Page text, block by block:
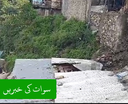
سوات کی خبریں